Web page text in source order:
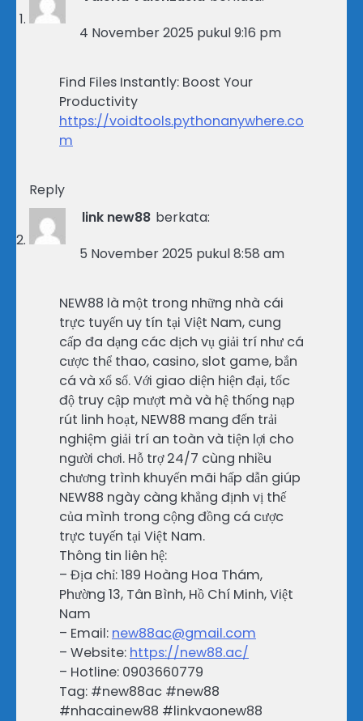
4 November 2025 pukul 9:16 pm
Find Files Instantly: Boost Your
Productivity
https://voidtools.pythonanywhere.co
m
Reply
link new88 berkata:
5 November 2025 pukul 8:58 am
NEW88 là một trong những nhà cái
trực tuyến uy tín tại Việt Nam, cung
cấp đa dạng các dịch vụ giải trí như cá
cược thể thao, casino, slot game, bắn
cá và xổ số. Với giao diện hiện đại, tốc
độ truy cập mượt mà và hệ thống nạp
rút linh hoạt, NEW88 mang đến trải
nghiệm giải trí an toàn và tiện lợi cho
người chơi. Hỗ trợ 24/7 cùng nhiều
chương trình khuyến mãi hấp dẫn giúp
NEW88 ngày càng khẳng định vị thế
của mình trong cộng đồng cá cược
trực tuyến tại Việt Nam.
Thông tin liên hệ:
– Địa chỉ: 189 Hoàng Hoa Thám,
Phường 13, Tân Bình, Hồ Chí Minh, Việt
Nam
– Email: new88ac@gmail.com
– Website: https://new88.ac/
– Hotline: 0903660779
Tag: #new88ac #new88
#nhacainew88 #linkvaonew88